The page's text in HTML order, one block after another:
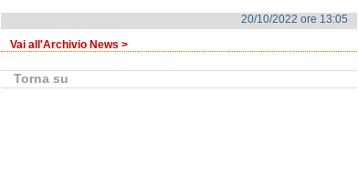
20/10/2022 ore 13:05
Vai all'Archivio News >
Torna su